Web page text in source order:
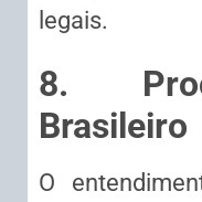
legais.
8.
Brasileiro
O